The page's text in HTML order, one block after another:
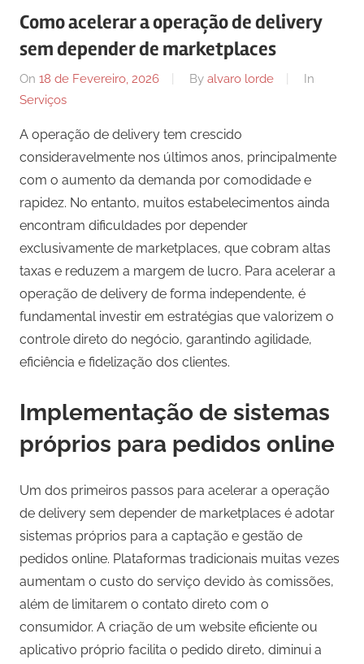
Como acelerar a operação de delivery
sem depender de marketplaces
On 18 de Fevereiro, 2026 By alvaro lorde
In
Serviços
A operação de delivery tem crescido
consideravelmente nos últimos anos, principalmente
com o aumento da demanda por comodidade e
rapidez. No entanto, muitos estabelecimentos ainda
encontram dificuldades por depender
exclusivamente de marketplaces, que cobram altas
taxas e reduzem a margem de lucro. Para acelerar a
operação de delivery de forma independente, é
fundamental investir em estratégias que valorizem o
controle direto do negócio, garantindo agilidade,
eficiência e fidelização dos clientes.
Implementação de sistemas
próprios para pedidos online
Um dos primeiros passos para acelerar a operação
de delivery sem depender de marketplaces é adotar
sistemas próprios para a captação e gestão de
pedidos online. Plataformas tradicionais muitas vezes
aumentam o custo do serviço devido às comissões,
além de limitarem o contato direto com o
consumidor. A criação de um website eficiente ou
aplicativo próprio facilita o pedido direto, diminui a